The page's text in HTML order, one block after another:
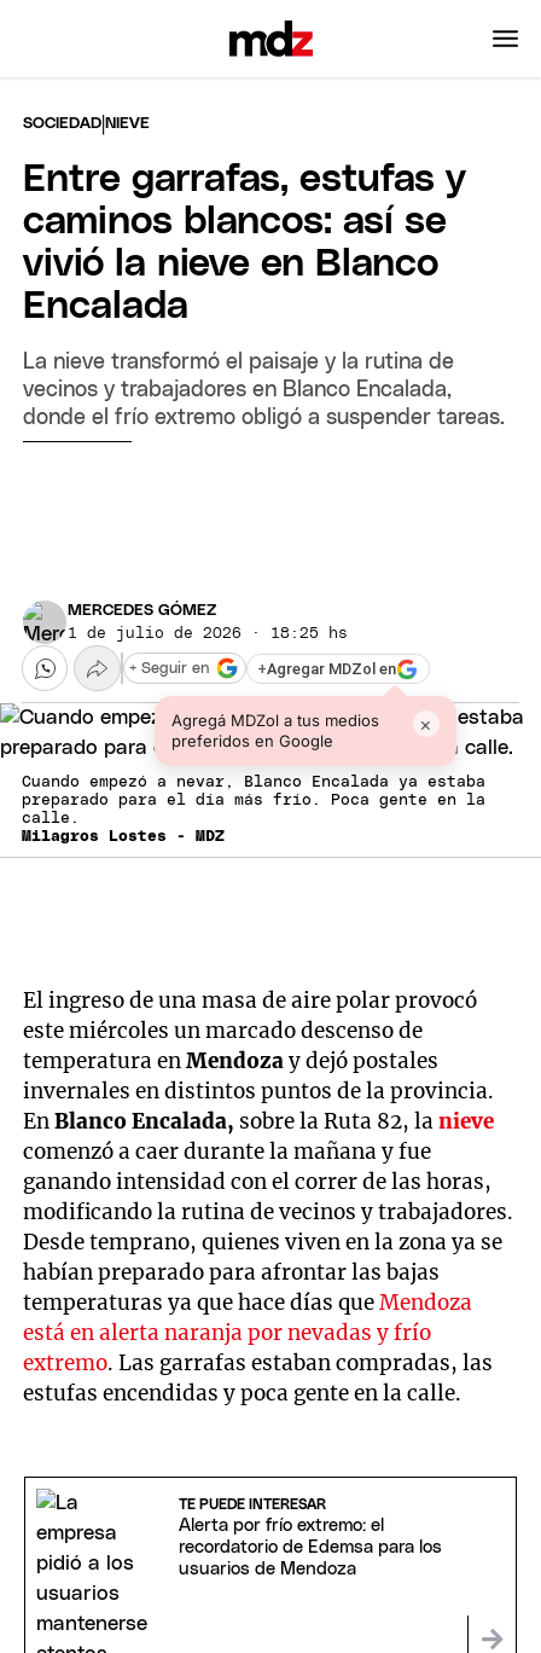
SOCIEDAD |NIEVE
Entre garrafas, estufas y
caminos blancos: así se
vivió la nieve en Blanco
Encalada
La nieve transformó el paisaje y la rutina de
vecinos y trabajadores en Blanco Encalada,
donde el frío extremo obligó a suspender tareas.
MERCEDES GÓMEZ
1 de julio de 2026 · 18:25 hs
+Agregar MDZol en
Agregá MDZol a tus medios
preferidos en Google
×
+ Seguir en
Cuando empezó a nevar, Blanco Encalada ya estaba
preparado para el día más frío. Poca gente en la
calle.
Milagros Lostes - MDZ
El ingreso de una masa de aire polar provocó
este miércoles un marcado descenso de
temperatura enMendozay dejó postales
invernales en distintos puntos de la provincia.
EnBlanco Encalada, sobre la Ruta 82, lanieve
comenzó a caer durante la mañana y fue
ganando intensidad con el correr de las horas,
modificando la rutina de vecinos y trabajadores.
Desde temprano, quienes viven en la zona ya se
habían preparado para afrontar las bajas
temperaturas ya que hace días queMendoza
está en alerta naranja por nevadas y frío
extremo. Las garrafas estaban compradas, las
estufas encendidas y poca gente en la calle.
TE PUEDE INTERESAR
Alerta por frío extremo: el
recordatorio de Edemsa para los
usuarios de Mendoza